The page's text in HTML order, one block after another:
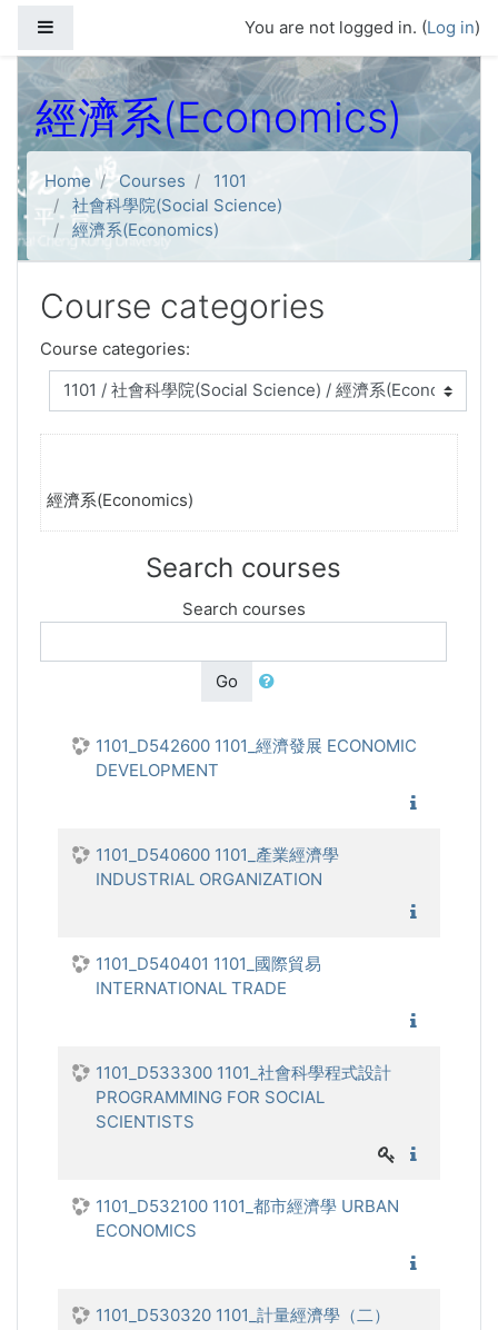
You are not logged in. (Log in)
經濟系(Economics)
Home Courses
1101
社會科學院(Social Science)
經濟系(Economics)
Course categories
Course categories:
經濟系(Economics)
Search courses
Search courses
Go
1101_D542600 1101_經濟發展 ECONOMIC
DEVELOPMENT
1101_D540600 1101_產業經濟學
INDUSTRIAL ORGANIZATION
1101_D540401 1101_國際貿易
INTERNATIONAL TRADE
1101_D533300 1101_社會科學程式設計
PROGRAMMING FOR SOCIAL
SCIENTISTS
1101_D532100 1101_都市經濟學 URBAN
ECONOMICS
1101_D530320 1101_計量經濟學（二）